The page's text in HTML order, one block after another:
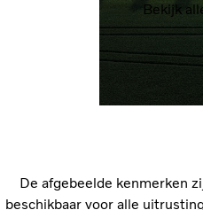
Bekijk
De afgebeelde kenmerken
beschikbaar voor alle